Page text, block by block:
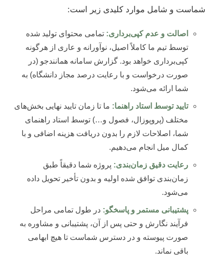
شماست و شامل موارد کلیدی زیر است:
اصالت و عدم کپی‌برداری: تمامی محتوای تولید شده
توسط تیم ما کاملاً اصیل، نوآورانه و عاری از هرگونه
کپی‌برداری خواهد بود. گزارش سامانه همانندجو (در
صورت درخواست و با رعایت درصد مجاز دانشگاه) به
شما ارائه می‌شود.
تایید توسط استاد راهنما: ما تا زمان تایید نهایی بخش‌های
مختلف (پروپوزال، فصول و…) توسط استاد راهنمای
شما، اصلاحات لازم را بدون دریافت هزینه اضافی و با
کمال میل انجام می‌دهیم.
رعایت دقیق زمان‌بندی: پروژه شما دقیقاً طبق
زمان‌بندی توافق شده اولیه و بدون تأخیر تحویل داده
می‌شود.
پشتیبانی مستمر و پاسخگو: در طول تمامی مراحل
فرآیند نگارش و حتی پس از آن، پشتیبانی و مشاوره به
صورت پیوسته و در دسترس شماست تا هیچ ابهامی
باقی نماند.